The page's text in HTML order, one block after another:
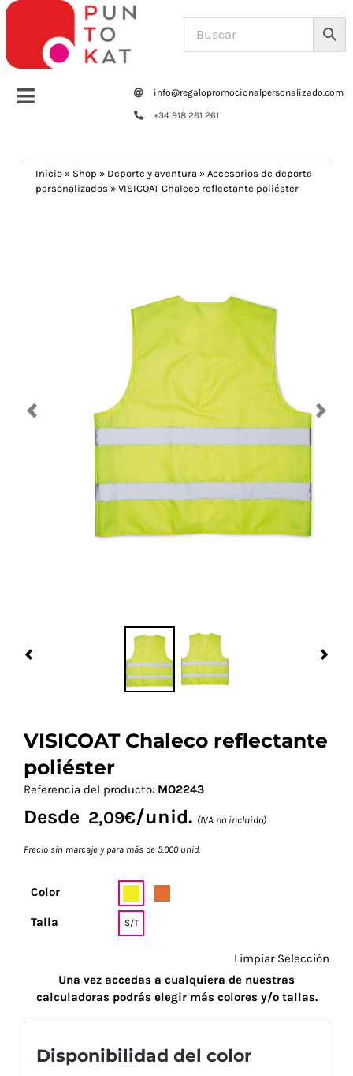
Saltar
contenido
Toggle
Tazas y botellas
Navidad 🎄 Invierno
info@regalopromocionalpersonalizado.com
+34 918 261 261
Inicio » Shop » Deporte y aventura » Accesorios de deporte
personalizados » VISICOAT Chaleco reflectante poliéster
VISICOAT Chaleco reflectante
poliéster
Referencia del producto: MO2243
Desde 2,09€/unid. (IVA no incluido)
Precio sin marcaje y para más de 5.000 unid.
Color
Talla S/T
Limpiar Selección
Una vez accedas a cualquiera de nuestras
calculadoras podrás elegir más colores y/o tallas.
Disponibilidad del color